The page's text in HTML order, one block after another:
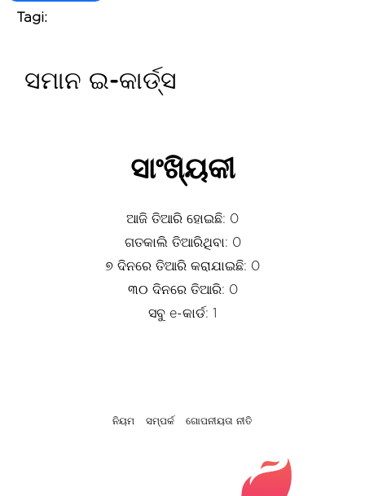
Tagi:
ସମାନ ଇ-କାର୍ଡ୍ସ
ସାଂଖ୍ୟିକୀ
ଆଜି ତିଆରି ହୋଇଛି: 0
ଗତକାଲି ତିଆରିଥିବା: 0
୭ ଦିନରେ ତିଆରି କରାଯାଇଛି: 0
୩୦ ଦିନରେ ତିଆରି: 0
ସବୁ e-କାର୍ଡ: 1
ନିୟମ ସମ୍ପର୍କ ଗୋପନୀୟତା ନୀତି